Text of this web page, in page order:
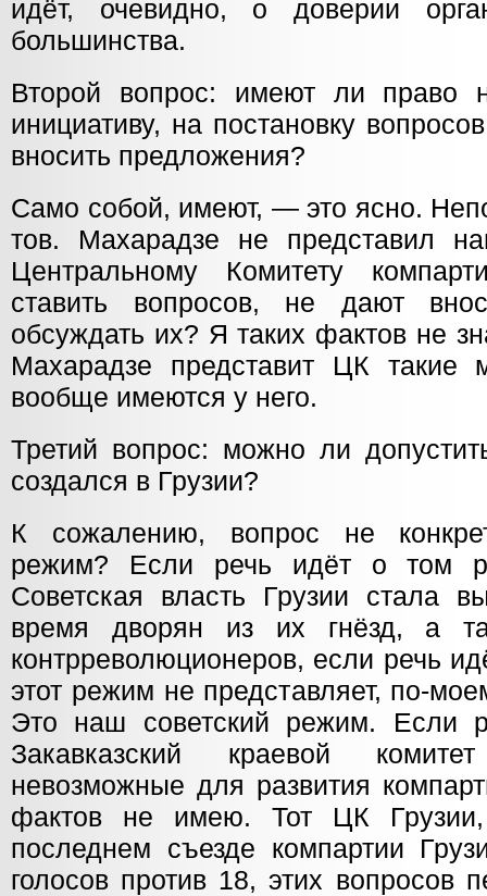
идёт, очевидно, о доверии
большинства.
Второй вопрос: имеют ли право
инициативу, на постановку
вносить предложения?
Само собой, имеют, — это ясно.
тов. Махарадзе не представил
Центральному Комитету
ставить вопросов, не дают
обсуждать их? Я таких фактов не
Махарадзе представит ЦК такие
вообще имеются у него.
Третий вопрос: можно ли
создался в Грузии?
К сожалению, вопрос не
режим? Если речь идёт о том
Советская власть Грузии стала
время дворян из их гнёзд, а
контрреволюционеров, если речь
этот режим не представляет, по-
Это наш советский режим. Если
Закавказский краевой
невозможные для развития
фактов не имею. Тот ЦК
последнем съезде компартии
голосов против 18, этих вопросов